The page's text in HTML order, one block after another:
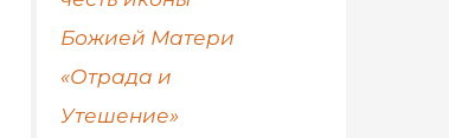
Божией Матери
«Отрада и
Утешение»